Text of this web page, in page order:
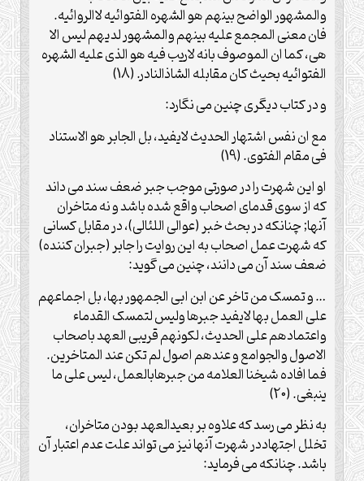
والمشهور الواضح بینهم هو الشهره الفتوائیه لاالروائیه.
فان معنی المجمع علیه بینهم والمشهور لدیهم لیس الا
هی، کما ان الموصوف بانه لاریب فیه هو الذی علیه الشهره
الفتوائیه بحیث کان مقابله الشاذالنادر. (18)
و در کتاب دیگری چنین می نگارد:
مع ان نفس اشتهار الحدیث لایفید، بل الجابر هو الاستناد
فی مقام الفتوی. (19)
او این شهرت را در صورتی موجب جبر ضعف سند می داند
که از سوی قدمای اصحاب واقع شده باشد و نه متاخران
آنها; چنانکه در بحث خبر (عوالی اللئالی)، در مقابل کسانی
که شهرت عمل اصحاب به این روایت را جابر (جبران کننده)
ضعف سند آن می دانند، چنین می گوید:
… و تمسک من تاخر عن ابن ابی الجمهور بها، بل اجماعهم
علی العمل بها لایفید جبرها ولیس لتمسک القدماء
واعتمادهم علی الحدیث، لکونهم قریبی العهد باصحاب
الاصول والجوامع و عندهم اصول لم تکن عند المتاخرین.
فما افاده شیخنا العلامه من جبرهابالعمل، لیس علی ما
ینبغی. (20)
به نظر می رسد که علاوه بر بعیدالعهد بودن متاخران،
تخلل اجتهاددر شهرت آنها نیز می تواند علت عدم اعتبار آن
باشد. چنانکه می فرماید: